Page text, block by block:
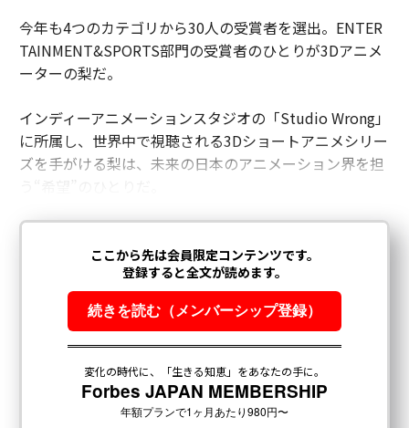
今年も4つのカテゴリから30人の受賞者を選出。ENTER
TAINMENT&SPORTS部門の受賞者のひとりが3Dアニメ
ーターの梨だ。
インディーアニメーションスタジオの「Studio Wrong」
に所属し、世界中で視聴される3Dショートアニメシリー
ズを手がける梨は、未来の日本のアニメーション界を担
う“希望”のひとりだ。